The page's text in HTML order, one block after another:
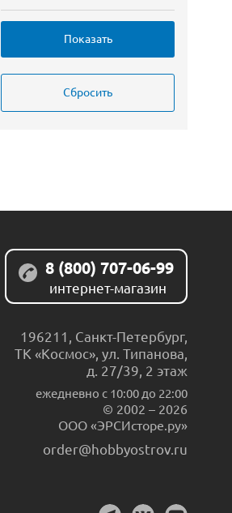
8 (800) 707-06-99
интернет-магазин
196211 Санкт-Петербург,
ТК «Космос», ул. Типанова,
д. 27/39, 2 этаж
ежедневно c 10:00 до 22:00
© 2002 – 2026
ООО «ЭРСИсторе.ру»
order@hobbyostrov.ru